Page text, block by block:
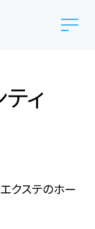
ィ
クステのホー